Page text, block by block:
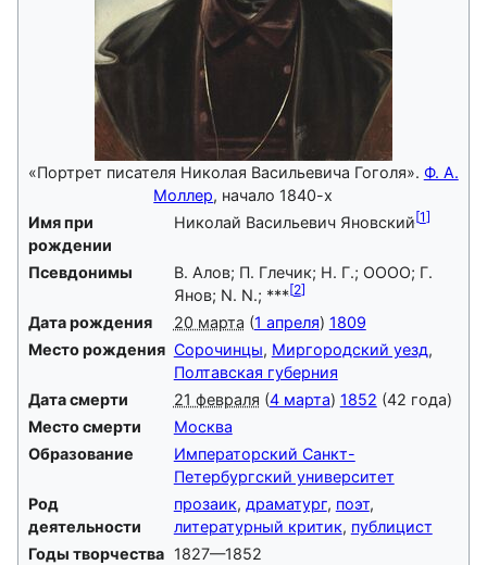
«Портрет писателя Николая Васильевича Гоголя». Ф. А.
Моллер, начало 1840-х
Имя при
рождении
Николай Васильевич Яновский[1]
Псевдонимы
В. Алов; П. Глечик; Н. Г.; ОООО; Г.
Янов; N. N.; ***[2]
Дата рождения 20 марта (1 апреля) 1809
Место рождения Сорочинцы, Миргородский уезд,
Полтавская губерния
Дата смерти
21 февраля (4 марта) 1852 (42 года)
Место смерти
Москва
Образование
Императорский Санкт-
Петербургский университет
Род
деятельности
прозаик, драматург, поэт,
литературный критик, публицист
Годы творчества
1827—1852